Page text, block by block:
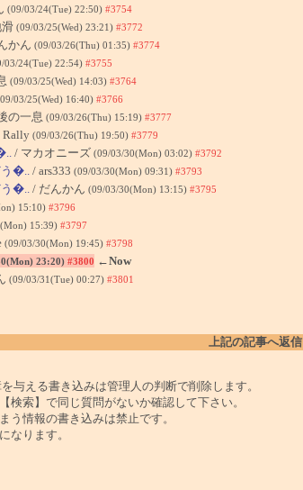
(09/03/24(Tue) 22:50) #3754
(09/03/25(Wed) 23:21) #3772
かん (09/03/26(Thu) 01:35) #3774
03/24(Tue) 22:54) #3755
(09/03/25(Wed) 14:03) #3764
03/25(Wed) 16:40) #3766
の一息 (09/03/26(Thu) 15:19) #3777
Rally (09/03/26(Thu) 19:50) #3779
/ マカオニーズ (09/03/30(Mon) 03:02) #3792
�.. / ars333 (09/03/30(Mon) 09:31) #3793
�.. / だんかん (09/03/30(Mon) 13:15) #3795
15:10) #3796
15:39) #3797
(09/03/30(Mon) 19:45) #3798
23:20) #3800 ←Now
(09/03/31(Tue) 00:27) #3801
上記の記事へ返信
与える書き込みは管理人の判断で削除します。
索】で同じ質問がないか確認して下さい。
う情報の書き込みは禁止です。
なります。